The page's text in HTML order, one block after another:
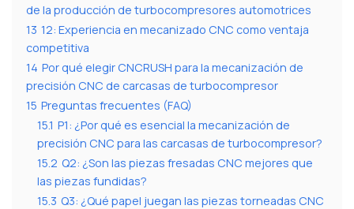
de la producción de turbocompresores automotrices
13 12: Experiencia en mecanizado CNC como ventaja
competitiva
14 Por qué elegir CNCRUSH para la mecanización de
precisión CNC de carcasas de turbocompresor
15 Preguntas frecuentes (FAQ)
15.1 P1: ¿Por qué es esencial la mecanización de
precisión CNC para las carcasas de turbocompresor?
15.2 Q2: ¿Son las piezas fresadas CNC mejores que
las piezas fundidas?
15.3 Q3: ¿Qué papel juegan las piezas torneadas CNC